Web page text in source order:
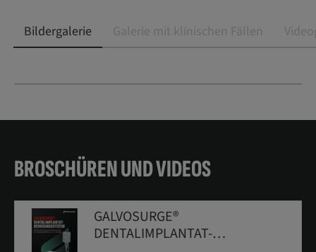
Bildergalerie Galerie mit klinischen Fällen
BROSCHÜREN UND VIDEOS
GALVOSURGE®
DENTALIMPLANTAT-